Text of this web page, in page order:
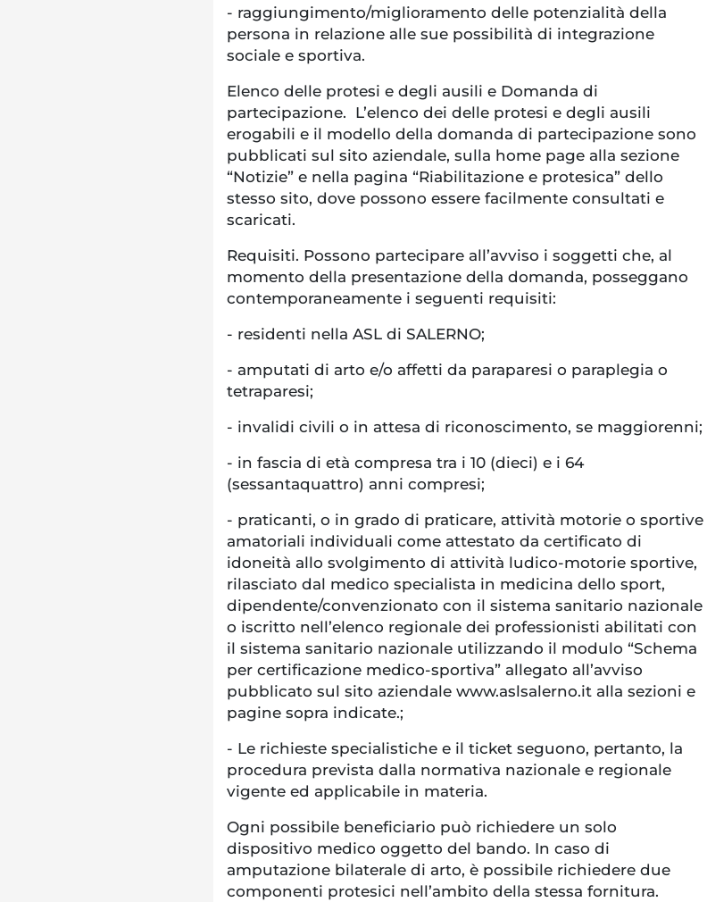
- raggiungimento/miglioramento delle potenzialità della
persona in relazione alle sue possibilità di integrazione
sociale e sportiva.
Elenco delle protesi e degli ausili e Domanda di
partecipazione. L’elenco dei delle protesi e degli ausili
erogabili e il modello della domanda di partecipazione sono
pubblicati sul sito aziendale, sulla home page alla sezione
“Notizie” e nella pagina “Riabilitazione e protesica” dello
stesso sito, dove possono essere facilmente consultati e
scaricati.
Requisiti. Possono partecipare all’avviso i soggetti che, al
momento della presentazione della domanda, posseggano
contemporaneamente i seguenti requisiti:
- residenti nella ASL di SALERNO;
- amputati di arto e/o affetti da paraparesi o paraplegia o
tetraparesi;
- invalidi civili o in attesa di riconoscimento, se maggiorenni;
- in fascia di età compresa tra i 10 (dieci) e i 64
(sessantaquattro) anni compresi;
- praticanti, o in grado di praticare, attività motorie o sportive
amatoriali individuali come attestato da certificato di
idoneità allo svolgimento di attività ludico-motorie sportive,
rilasciato dal medico specialista in medicina dello sport,
dipendente/convenzionato con il sistema sanitario nazionale
o iscritto nell’elenco regionale dei professionisti abilitati con
il sistema sanitario nazionale utilizzando il modulo “Schema
per certificazione medico-sportiva” allegato all’avviso
pubblicato sul sito aziendale www.aslsalerno.it alla sezioni e
pagine sopra indicate.;
- Le richieste specialistiche e il ticket seguono, pertanto, la
procedura prevista dalla normativa nazionale e regionale
vigente ed applicabile in materia.
Ogni possibile beneficiario può richiedere un solo
dispositivo medico oggetto del bando. In caso di
amputazione bilaterale di arto, è possibile richiedere due
componenti protesici nell’ambito della stessa fornitura.